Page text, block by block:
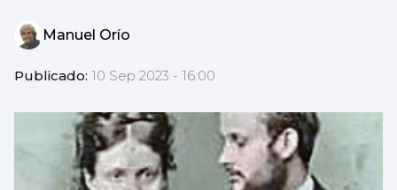
Manuel Orío
Publicado: 10 Sep 2023 - 16:00